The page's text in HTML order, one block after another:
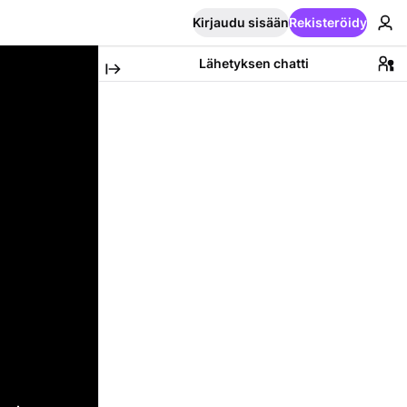
Kirjaudu sisäänRekisteröidy
Lähetyksen chatti